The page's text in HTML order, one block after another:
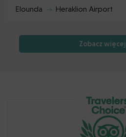
Elounda Heraklion Airport
Zobacz więcej